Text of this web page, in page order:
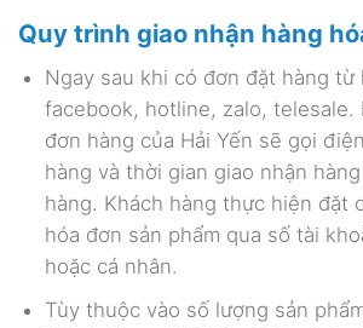
Quy trình giao nhận hàng
Ngay sau khi có đơn đặt hàng từ
facebook, hotline, zalo, telesale.
đơn hàng của Hải Yến sẽ gọi
hàng và thời gian giao nhận
hàng. Khách hàng thực hiện đặt
hóa đơn sản phẩm qua số tài
hoặc cá nhân.
Tùy thuộc vào số lượng sản